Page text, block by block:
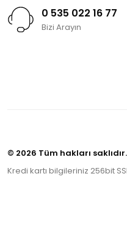
0 535 022 16 77
Bizi Arayın
© 2026 Tüm hakları saklıdır.
Kredi kartı bilgileriniz 256bit